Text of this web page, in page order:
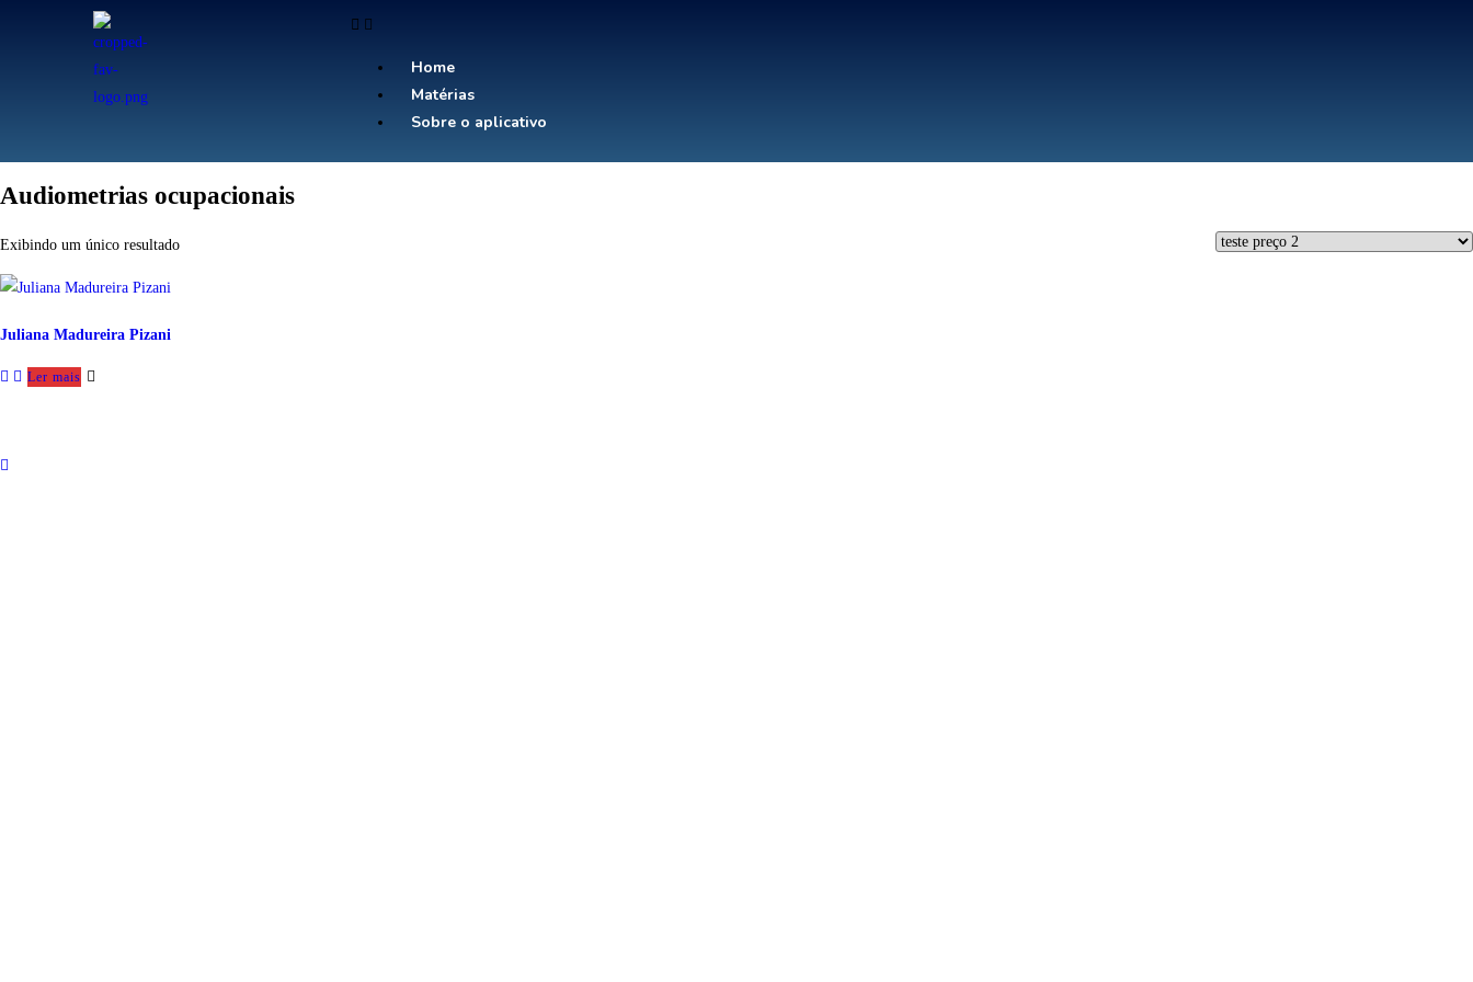
Home
Matérias
Sobre o aplicativo
Audiometrias ocupacionais
Exibindo um único resultado
Juliana Madureira Pizani
Ler mais